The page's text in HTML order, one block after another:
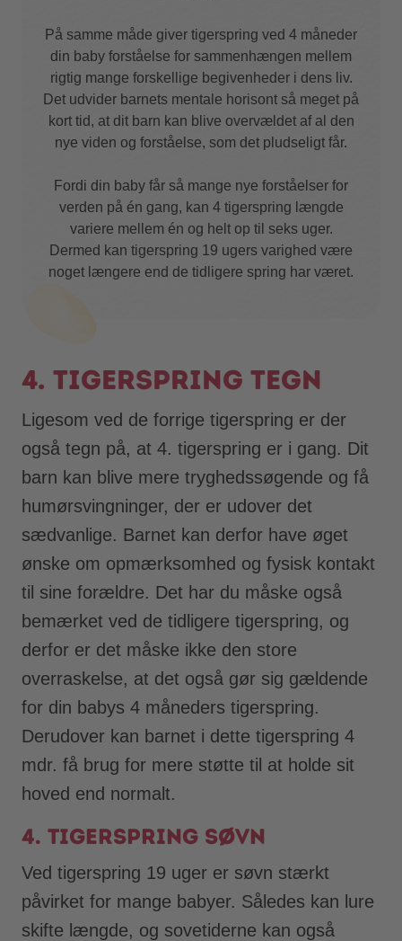
På samme måde giver tigerspring ved 4 måneder
din baby forståelse for sammenhængen mellem
rigtig mange forskellige begivenheder i dens liv.
Det udvider barnets mentale horisont så meget på
kort tid, at dit barn kan blive overvældet af al den
nye viden og forståelse, som det pludseligt får.
Fordi din baby får så mange nye forståelser for
verden på én gang, kan 4 tigerspring længde
variere mellem én og helt op til seks uger.
Dermed kan tigerspring 19 ugers varighed være
noget længere end de tidligere spring har været.
4. tigerspring tegn
Ligesom ved de forrige tigerspring er der
også tegn på, at 4. tigerspring er i gang. Dit
barn kan blive mere tryghedssøgende og få
humørsvingninger, der er udover det
sædvanlige. Barnet kan derfor have øget
ønske om opmærksomhed og fysisk kontakt
til sine forældre. Det har du måske også
bemærket ved de tidligere tigerspring, og
derfor er det måske ikke den store
overraskelse, at det også gør sig gældende
for din babys 4 måneders tigerspring.
Derudover kan barnet i dette tigerspring 4
mdr. få brug for mere støtte til at holde sit
hoved end normalt.
4. tigerspring søvn
Ved tigerspring 19 uger er søvn stærkt
påvirket for mange babyer. Således kan lure
skifte længde, og sovetiderne kan også